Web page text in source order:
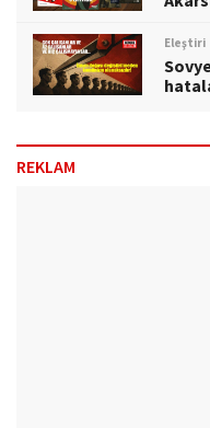
Eleştiri
REKLAM